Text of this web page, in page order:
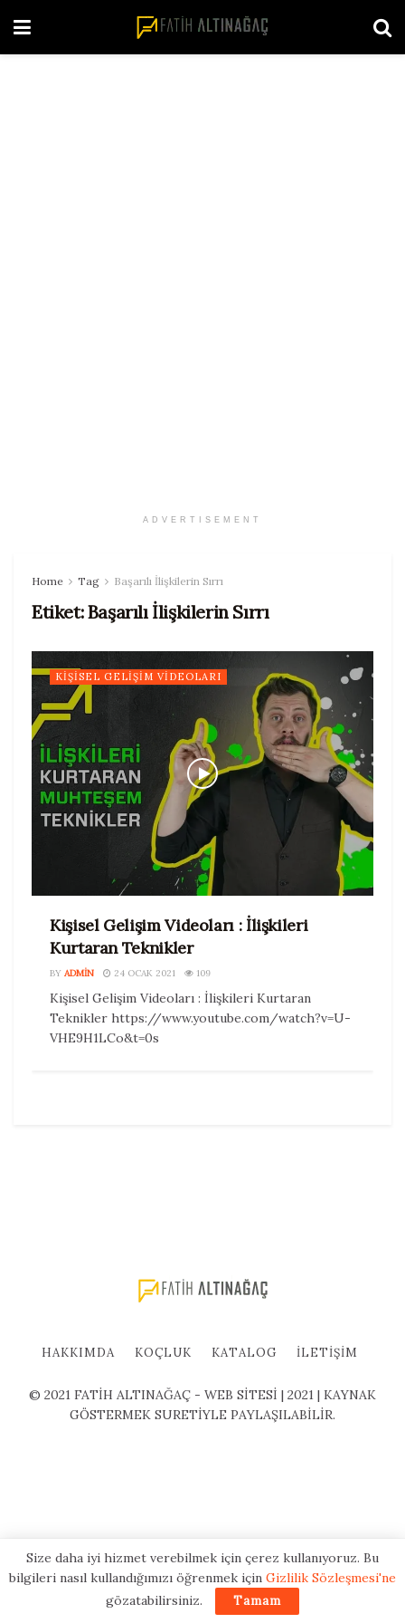
ADVERTISEMENT
Home Tag Başarılı İlişkilerin Sırrı
Etiket:Başarılı İlişkilerin Sırrı
KIŞISEL GELIŞIM VIDEOLARI
Kişisel Gelişim Videoları : İlişkileri
Kurtaran Teknikler
BY ADMIN 24 OCAK 2021 109
Kişisel Gelişim Videoları : İlişkileri Kurtaran
Teknikler https://www.youtube.com/watch?v=U-
VHE9H1LCo&t=0s
HAKKIMDA KOÇLUK KATALOG İLETIŞIM
© 2021 FATİH ALTINAĞAÇ - WEB SİTESİ | 2021 | KAYNAK
GÖSTERMEK SURETİYLE PAYLAŞILABİLİR.
Size daha iyi hizmet verebilmek için çerez kullanıyoruz. Bu
bilgileri nasıl kullandığımızı öğrenmek için Gizlilik Sözleşmesi'ne
gözatabilirsiniz.
Tamam